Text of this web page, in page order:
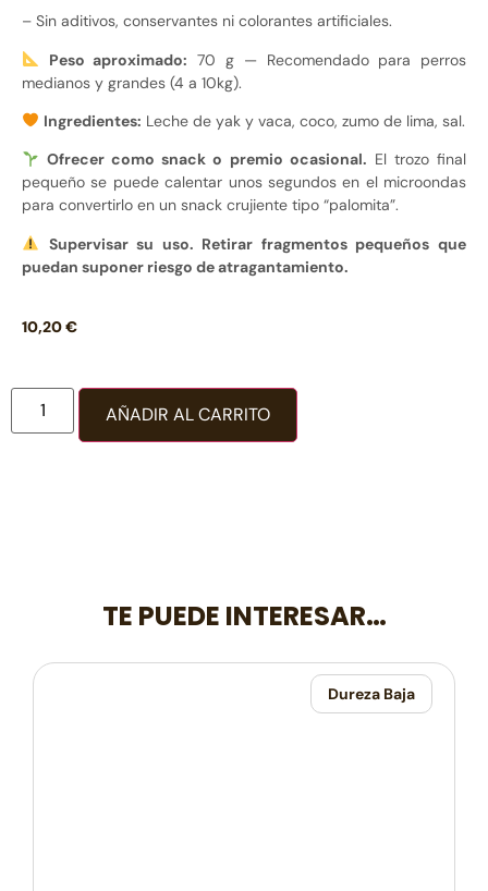
– Sin aditivos, conservantes ni colorantes artificiales.
Peso aproximado: 70 g — Recomendado para perros
medianos y grandes (4 a 10kg).
Ingredientes: Leche de yak y vaca, coco, zumo de lima, sal.
Ofrecer como snack o premio ocasional. El trozo final
pequeño se puede calentar unos segundos en el microondas
para convertirlo en un snack crujiente tipo “palomita”.
Supervisar su uso. Retirar fragmentos pequeños que
puedan suponer riesgo de atragantamiento.
10,20€
AÑADIR AL CARRITO
TE PUEDE INTERESAR…
Dureza Baja